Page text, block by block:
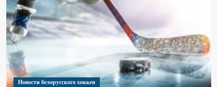
Новости белорусского хоккея